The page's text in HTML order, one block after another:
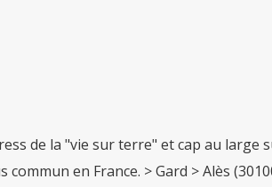
de la "vie sur terre" et cap au large
en France. > Gard > Alès